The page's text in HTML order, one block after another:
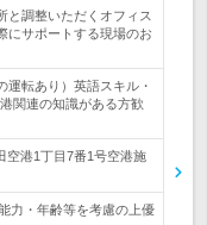
と調整いただくオフィス
にサポートする現場のお
運転あり）英語スキル・
関連の知識がある方歓
港1丁目7番1号空港施
力・年齢等を考慮の上優